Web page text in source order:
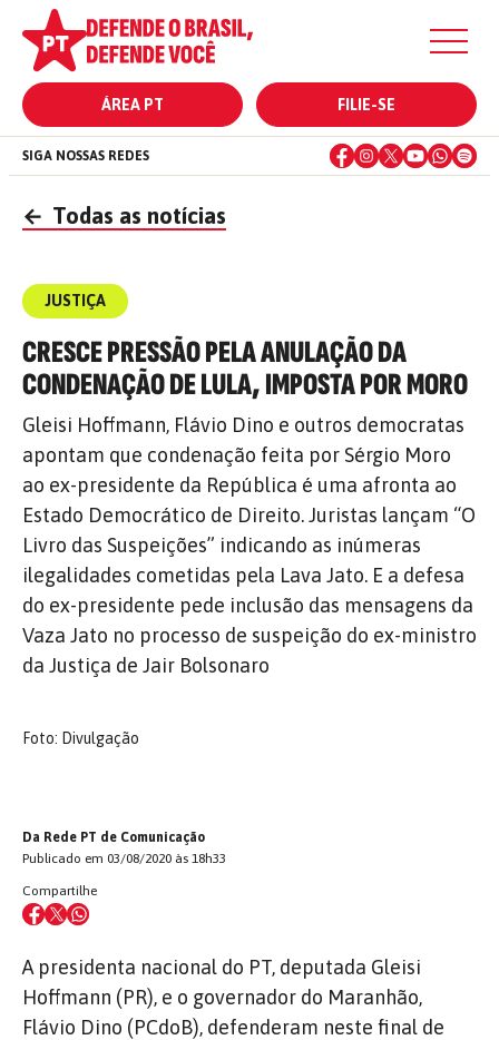
ÁREA PT FILIE-SE
SIGA NOSSAS REDES
← Todas as notícias
JUSTIÇA
CRESCE PRESSÃO PELA ANULAÇÃO DA
CONDENAÇÃO DE LULA, IMPOSTA POR MORO
Gleisi Hoffmann, Flávio Dino e outros democratas
apontam que condenação feita por Sérgio Moro
ao ex-presidente da República é uma afronta ao
Estado Democrático de Direito. Juristas lançam “O
Livro das Suspeições” indicando as inúmeras
ilegalidades cometidas pela Lava Jato. E a defesa
do ex-presidente pede inclusão das mensagens da
Vaza Jato no processo de suspeição do ex-ministro
da Justiça de Jair Bolsonaro
Foto: Divulgação
Da Rede PT de Comunicação
Publicado em 03/08/2020 às 18h33
Compartilhe
A presidenta nacional do PT, deputada Gleisi
Hoffmann (PR), e o governador do Maranhão,
Flávio Dino (PCdoB), defenderam neste final de